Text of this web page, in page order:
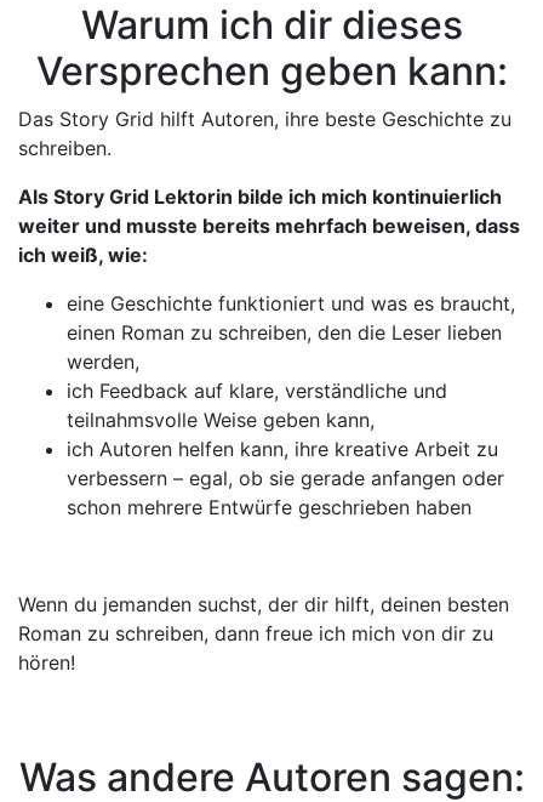
Warum ich dir dieses
Versprechen geben kann:
Das Story Grid hilft Autoren, ihre beste Geschichte zu
schreiben.
Als Story Grid Lektorin bilde ich mich kontinuierlich
weiter und musste bereits mehrfach beweisen, dass
ich weiß, wie:
eine Geschichte funktioniert und was es braucht,
einen Roman zu schreiben, den die Leser lieben
werden,
ich Feedback auf klare, verständliche und
teilnahmsvolle Weise geben kann,
ich Autoren helfen kann, ihre kreative Arbeit zu
verbessern – egal, ob sie gerade anfangen oder
schon mehrere Entwürfe geschrieben haben
Wenn du jemanden suchst, der dir hilft, deinen besten
Roman zu schreiben, dann freue ich mich von dir zu
hören!
Was andere Autoren sagen: